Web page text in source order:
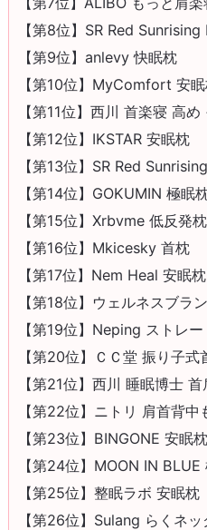
【第8位】SR Red
【第9位】anlevy 快眠枕
【第10位】MyComfort 安
【第11位】西川 首楽寝 高
【第12位】IKSTAR 安眠枕
【第13位】SR Red
【第14位】GOKUMIN 極眠
【第15位】Xrbvme 低反発枕
【第16位】Mkicesky 首枕
【第17位】Nem Heal 安眠枕
【第18位】ウェルネスブラ
【第19位】Neping ストレ
【第20位】ＣＣ堂 振り子
【第21位】西川 睡眠博士
【第22位】ニトリ 肩首背中
【第23位】BINGONE 安眠枕
【第24位】MOON IN
【第25位】整眠ラボ 安眠枕
【第26位】Sulang らくネッ